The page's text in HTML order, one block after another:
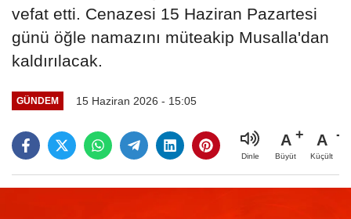
vefat etti. Cenazesi 15 Haziran Pazartesi
günü öğle namazını müteakip Musalla'dan
kaldırılacak.
GÜNDEM 15 Haziran 2026 - 15:05
Dinle
A
Büyüt
A
Küçült